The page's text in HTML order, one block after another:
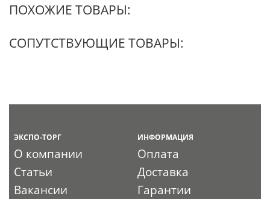
ПОХОЖИЕ ТОВАРЫ:
СОПУТСТВУЮЩИЕ ТОВАРЫ:
ЭКСПО-ТОРГ
О компании
Статьи
Вакансии
ИНФОРМАЦИЯ
Оплата
Доставка
Гарантии